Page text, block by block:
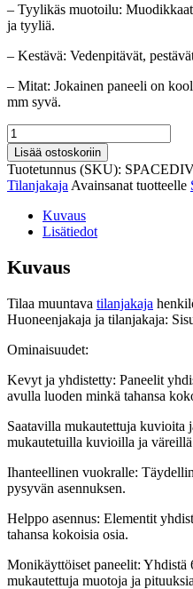
– Tyylikäs muotoilu:
ja tyyliä.
– Kestävä: Vedenpitävät,
– Mitat: Jokainen paneeli on
mm syvä.
Tilaa
muuntava
tilanjakaja
henkilökohtaiseen
työtilaan
määrä
Lisää ostoskoriin
Tuotetunnus (SKU):
Tilanjakaja Avainsanat tuotteelle
Kuvaus
Lisätiedot
Kuvaus
Tilaa muuntava tilanjakaja
Huoneenjakaja ja tilanjakaja:
Ominaisuudet:
Kevyt ja yhdistetty: Paneelit
avulla luoden minkä tahansa
Saatavilla mukautettuja kuvioita
mukautetuilla kuvioilla ja
Ihanteellinen vuokralle:
pysyvän asennuksen.
Helppo asennus: Elementit
tahansa kokoisia osia.
Monikäyttöiset paneelit: Yhdistä
mukautettuja muotoja ja